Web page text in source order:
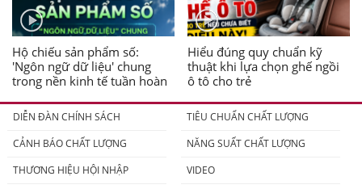
Hộ chiếu sản phẩm số:
'Ngôn ngữ dữ liệu' chung
trong nền kinh tế tuần hoàn
Hiểu đúng quy chuẩn kỹ
thuật khi lựa chọn ghế ngồi
ô tô cho trẻ
DIỄN ĐÀN CHÍNH SÁCH
TIÊU CHUẨN CHẤT LƯỢNG
CẢNH BÁO CHẤT LƯỢNG
NĂNG SUẤT CHẤT LƯỢNG
THƯƠNG HIỆU HỘI NHẬP
VIDEO